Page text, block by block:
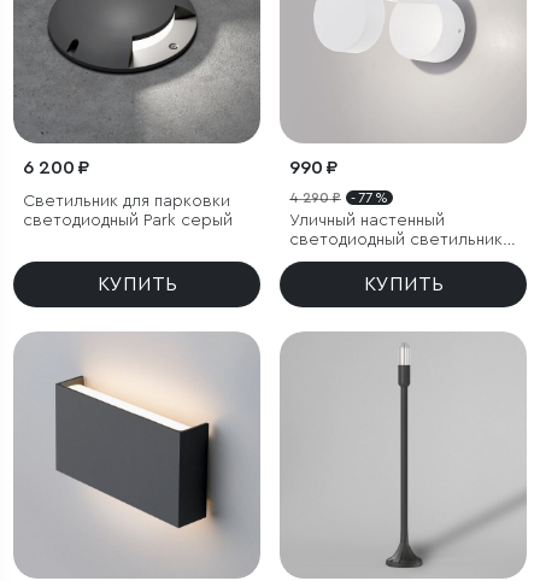
6 200 ₽
Светильник для парковки
светодиодный Park серый
КУПИТЬ
990 ₽
4 290 ₽ - 77 %
Уличный настенный
светодиодный светильник
Nimbus IP54
КУПИТЬ